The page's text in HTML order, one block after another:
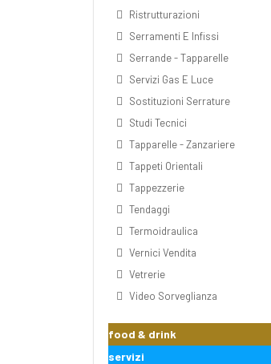
Ristrutturazioni
Serramenti E Infissi
Serrande - Tapparelle
Servizi Gas E Luce
Sostituzioni Serrature
Studi Tecnici
Tapparelle - Zanzariere
Tappeti Orientali
Tappezzerie
Tendaggi
Termoidraulica
Vernici Vendita
Vetrerie
Video Sorveglianza
food & drink
servizi